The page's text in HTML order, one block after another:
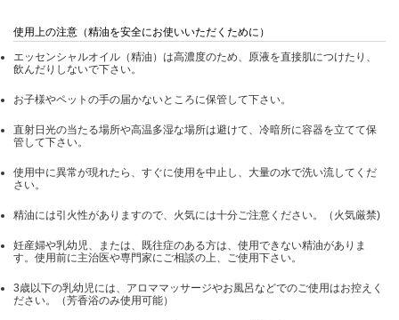
使用上の注意（精油を安全にお使いいただくために）
エッセンシャルオイル（精油）は高濃度のため、原液を直接肌につけたり、
飲んだりしないで下さい。
お子様やペットの手の届かないところに保管して下さい。
直射日光の当たる場所や高温多湿な場所は避けて、冷暗所に容器を立てて保
管して下さい。
使用中に異常が現れたら、すぐに使用を中止し、大量の水で洗い流してくだ
さい。
精油には引火性がありますので、火気には十分ご注意ください。（火気厳禁)
妊産婦や乳幼児、または、既往症のある方は、使用できない精油がありま
す。使用前に主治医や専門家にご相談の上、ご使用下さい。
3歳以下の乳幼児には、アロママッサージやお風呂などでのご使用はお控えく
ださい。（芳香浴のみ使用可能）